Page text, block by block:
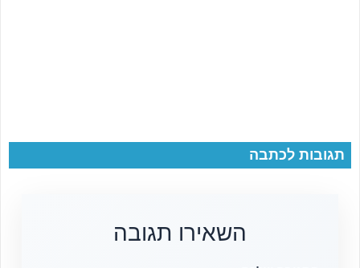
תגובות לכתבה
השאירו תגובה